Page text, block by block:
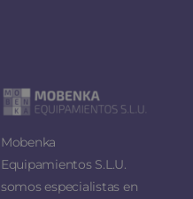
Mobenka
Equipamientos S.L.U.
somos especialistas en